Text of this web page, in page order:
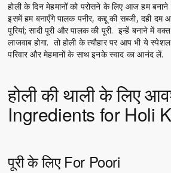
होली के दिन मेहमानों को परोसने के लिए आज हम
इसमें हम बनाएँगे पालक पनीर, कद्दू की सब्जी, दही दम
पूरियां; सादी पूरी और पालक की पूरी. इन्हें बनाने में
लाजवाब होगा. तो होली के त्यौहार पर आप भी ये
परिवार और मेहमानों के साथ इनके स्वाद का आनंद लें.
होली की थाली के लिए
Ingredients for Holi
पूरी के लिए For Poori